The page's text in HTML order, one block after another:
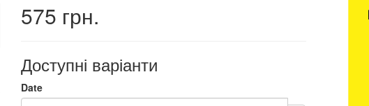
575 грн.
Доступні варіанти
Date